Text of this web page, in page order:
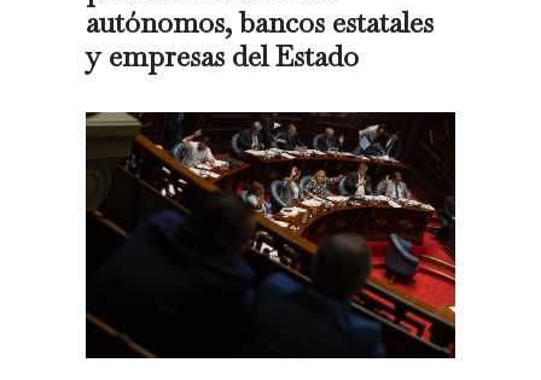
autónomos, bancos estatales
y empresas del Estado